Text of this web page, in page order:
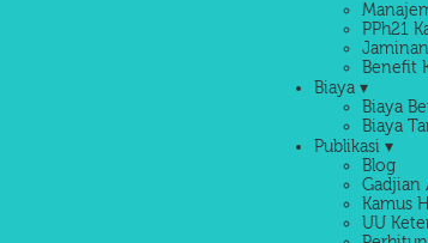
PPh21
Benefit
Biaya ▾
Biaya
Biaya
Publikasi ▾
Blog
Gadjian
Kamus
UU